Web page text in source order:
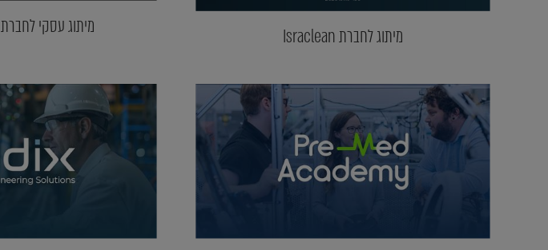
מיתוג לחברת Israclean מיתוג עסקי לחברת DBP FINANCE